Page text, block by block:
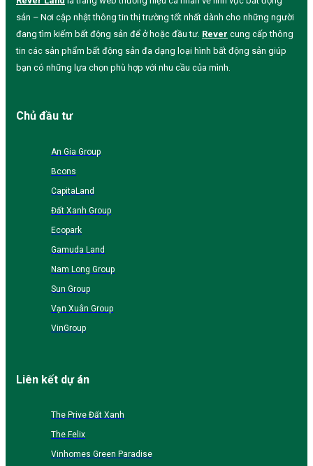
sản – Nơi cập nhật thông tin thị trường tốt nhất dành cho những người
đang tìm kiếm bất động sản để ở hoặc đầu tư. Rever cung cấp thông
tin các sản phẩm bất động sản đa dạng loại hình bất động sản giúp
bạn có những lựa chọn phù hợp với nhu cầu của mình.
Chủ đầu tư
An Gia Group
Bcons
CapitaLand
Đất Xanh Group
Ecopark
Gamuda Land
Nam Long Group
Sun Group
Vạn Xuân Group
VinGroup
Liên kết dự án
The Prive Đất Xanh
The Felix
Vinhomes Green Paradise